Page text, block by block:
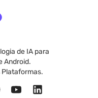
de IA para
Android.
Plataformas.